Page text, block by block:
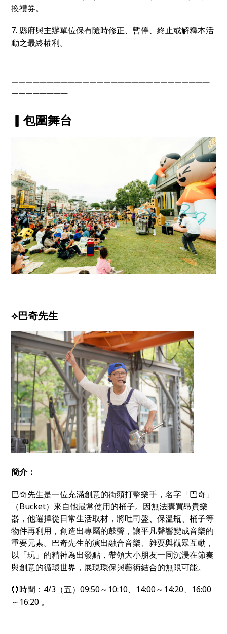
換禮券。
7. 縣府與主辦單位保有隨時修正、暫停、終止或解釋本活
動之最終權利。
￣￣￣￣￣￣￣￣￣￣￣￣￣￣￣￣￣￣￣￣￣￣￣￣￣￣￣￣
￣￣￣￣￣￣￣￣
▎包圍舞台
⟡巴奇先生
簡介：
巴奇先生是一位充滿創意的街頭打擊樂手，名字「巴奇」
（Bucket）來自他最常使用的桶子。因無法購買昂貴樂
器，他選擇從日常生活取材，將吐司盤、保溫瓶、桶子等
物件再利用，創造出專屬的鼓聲，讓平凡聲響變成音樂的
重要元素。巴奇先生的演出融合音樂、雜耍與觀眾互動，
以「玩」的精神為出發點，帶領大小朋友一同沉浸在節奏
與創意的循環世界，展現環保與藝術結合的無限可能。
⏰時間：4/3（五）09:50～10:10、14:00～14:20、16:00
～16:20 。